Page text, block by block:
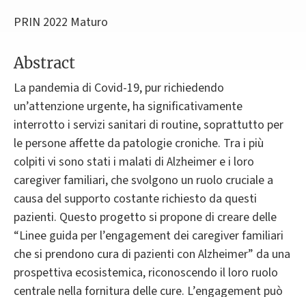
PRIN 2022 Maturo
Abstract
La pandemia di Covid-19, pur richiedendo
un’attenzione urgente, ha significativamente
interrotto i servizi sanitari di routine, soprattutto per
le persone affette da patologie croniche. Tra i più
colpiti vi sono stati i malati di Alzheimer e i loro
caregiver familiari, che svolgono un ruolo cruciale a
causa del supporto costante richiesto da questi
pazienti. Questo progetto si propone di creare delle
“Linee guida per l’engagement dei caregiver familiari
che si prendono cura di pazienti con Alzheimer” da una
prospettiva ecosistemica, riconoscendo il loro ruolo
centrale nella fornitura delle cure. L’engagement può